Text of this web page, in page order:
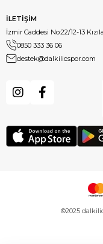
İLETİŞİM
İzmir Caddesi No:22/12-13
0850 333 36 06
destek@dalkilicspor.com
©2025